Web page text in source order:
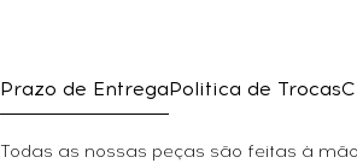
Prazo de EntregaPolitica de Trocas
Todas as nossas peças são feitas à